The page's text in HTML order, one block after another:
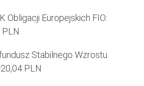
Obligacji Europejskich FIO:
Stabilnego Wzrostu
PLN